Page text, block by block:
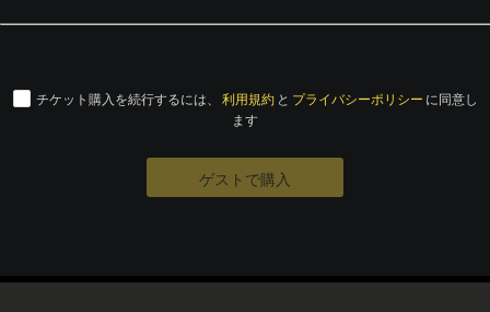
チケット購入を続行するには、 利用規約 と プライバシーポリシー に同意し
ます
ゲストで購入